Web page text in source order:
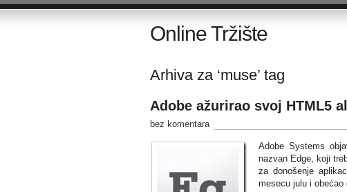
Online Tržište
Arhiva za ‘muse’ tag
Adobe ažurirao svoj HTML5
bez komentara
Adobe Systems
nazvan Edge, koji
za donošenje
mesecu julu i obećao